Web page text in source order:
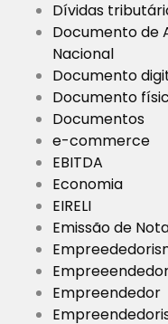
Dívidas
Documento de
Nacional
Documento
Documento
Documentos
e-commerce
EBITDA
Economia
EIRELI
Emissão de
Empreendedor